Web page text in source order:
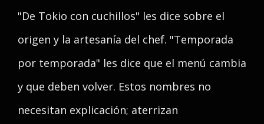
"De Tokio con cuchillos" les dice sobre el
origen y la artesanía del chef. "Temporada
por temporada" les dice que el menú cambia
y que deben volver. Estos nombres no
necesitan explicación; aterrizan